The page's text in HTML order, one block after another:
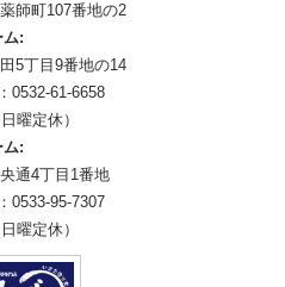
師町107番地の2
ム:
5丁目9番地の14
0532-61-6658
曜定休）
ム:
通4丁目1番地
0533-95-7307
曜定休）